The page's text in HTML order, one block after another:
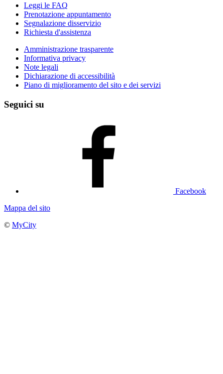
Leggi le FAQ
Prenotazione appuntamento
Segnalazione disservizio
Richiesta d'assistenza
Amministrazione trasparente
Informativa privacy
Note legali
Dichiarazione di accessibilità
Piano di miglioramento del sito e dei servizi
Seguici su
Facebook
Mappa del sito
© MyCity